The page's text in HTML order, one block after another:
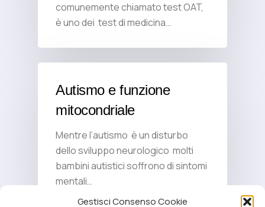
Gestisci Consenso Cookie
comunemente chiamato test OAT,
è uno dei test di medicina…
Autismo e funzione
mitocondriale
Mentre l’autismo è un disturbo
dello sviluppo neurologico molti
bambini autistici soffrono di sintomi
mentali…